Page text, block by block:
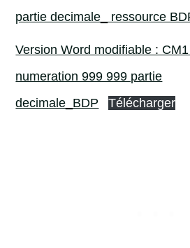
partie decimale_ ressource
Version Word modifiable :
numeration 999 999 partie
decimale_BDP
Télécharger